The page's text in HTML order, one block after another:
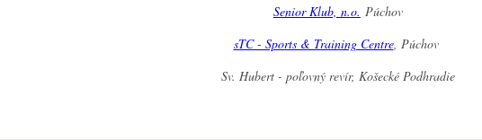
Senior Klub, n.o. Púchov
sTC - Sports & Training Centre, Púchov
Sv. Hubert - poľovný revír, Košecké Podhradie